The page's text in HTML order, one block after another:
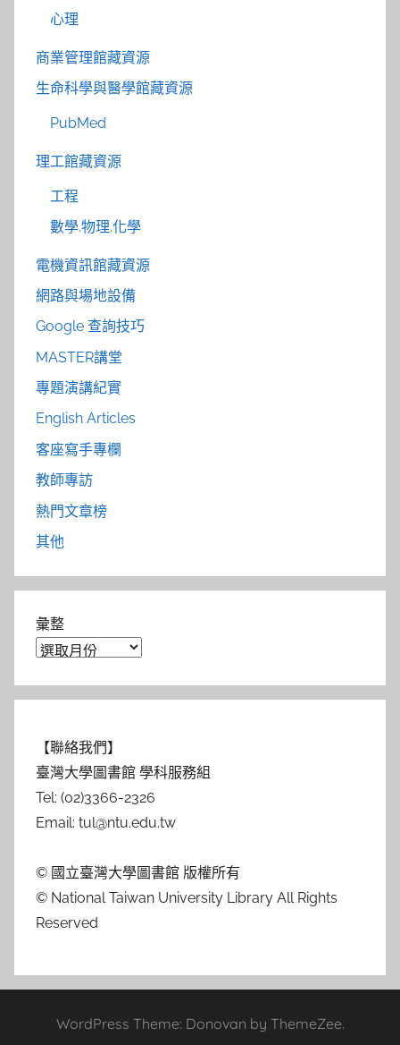
心理
商業管理館藏資源
生命科學與醫學館藏資源
PubMed
理工館藏資源
工程
數學.物理.化學
電機資訊館藏資源
網路與場地設備
Google 查詢技巧
MASTER講堂
專題演講紀實
English Articles
客座寫手專欄
教師專訪
熱門文章榜
其他
彙整
【聯絡我們】
臺灣大學圖書館 學科服務組
Tel: (02)3366-2326
Email: tul@ntu.edu.tw
© 國立臺灣大學圖書館 版權所有
© National Taiwan University Library All Rights
Reserved
WordPress Theme: Donovan by ThemeZee.